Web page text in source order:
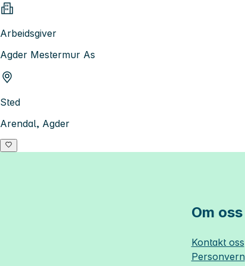
Arbeidsgiver
Agder Mestermur As
Sted
Arendal, Agder
Om oss
Kontakt oss
Personvern